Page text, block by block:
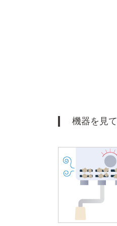
機器を見